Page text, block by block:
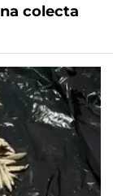
colecta